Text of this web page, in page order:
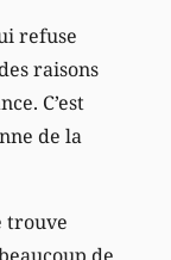
refuse
raisons
C’est
de la
trouve